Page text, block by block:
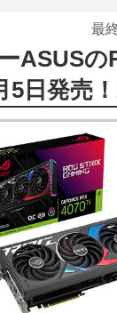
最
ASUSの
5日発売